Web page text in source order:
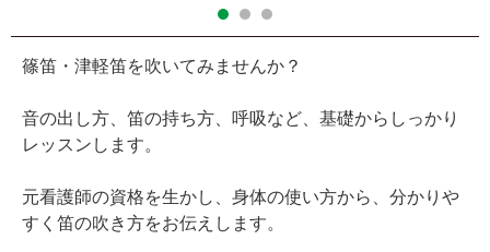
篠笛・津軽笛を吹いてみませんか？
音の出し方、笛の持ち方、呼吸など、基礎からしっかり
レッスンします。
元看護師の資格を生かし、身体の使い方から、分かりや
すく笛の吹き方をお伝えします。